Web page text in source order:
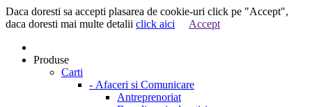
Daca doresti sa accepti plasarea de cookie-uri click pe "Accept",
daca doresti mai multe detalii click aici Accept
Produse
Carti
- Afaceri si Comunicare
Antreprenoriat